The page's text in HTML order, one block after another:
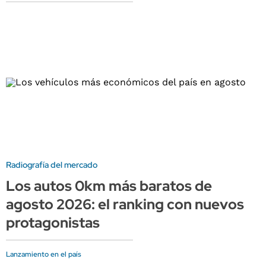
Radiografía del mercado
Los autos 0km más baratos de
agosto 2026: el ranking con nuevos
protagonistas
Lanzamiento en el país